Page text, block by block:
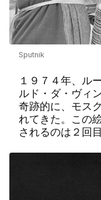
Sputnik
１９７４年、ル
ルド・ダ・ヴィ
奇跡的に、モス
れてきた。この
されるのは２回